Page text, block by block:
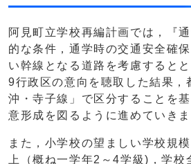
阿見町立学校再編計画では，『
的な条件，通学時の交通安全確
い幹線となる道路を考慮すると
9行政区の意向を聴取した結果，
沖・寺子線」で区分することを
意形成を図るように進めていき
また，小学校の望ましい学校規
上（概ね一学年2～4学級)，学校